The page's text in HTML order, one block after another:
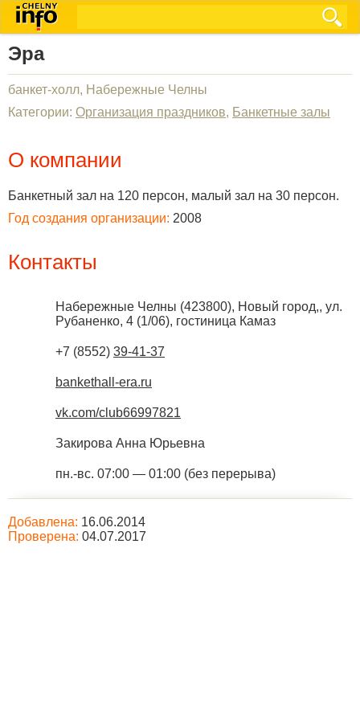
Эра
банкет-холл, Набережные Челны
Категории: Организация праздников, Банкетные залы
О компании
Банкетный зал на 120 персон, малый зал на 30 персон.
Год создания организации: 2008
Контакты
Набережные Челны (423800), Новый город,, ул.
Рубаненко, 4 (1/06), гостиница Камаз
+7 (8552) 39-41-37
bankethall-era.ru
vk.com/club66997821
Закирова Анна Юрьевна
пн.-вс. 07:00 — 01:00 (без перерыва)
Добавлена: 16.06.2014
Проверена: 04.07.2017